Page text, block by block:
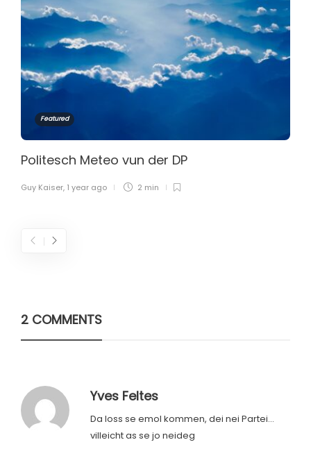
Featured
Politesch Meteo vun der DP
Guy Kaiser, 1 year ago 2 min
2 COMMENTS
Yves Feltes
Da loss se emol kommen, dei nei Partei…
villeicht as se jo neideg